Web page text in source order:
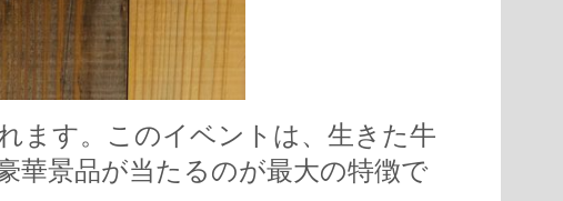
ます。このイベントは、生きた牛
華景品が当たるのが最大の特徴で